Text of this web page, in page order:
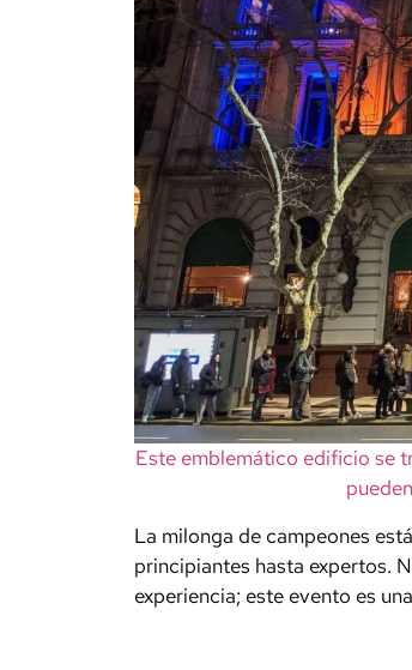
Este emblemático edificio se
La milonga de campeones
principiantes hasta expertos.
experiencia; este evento es